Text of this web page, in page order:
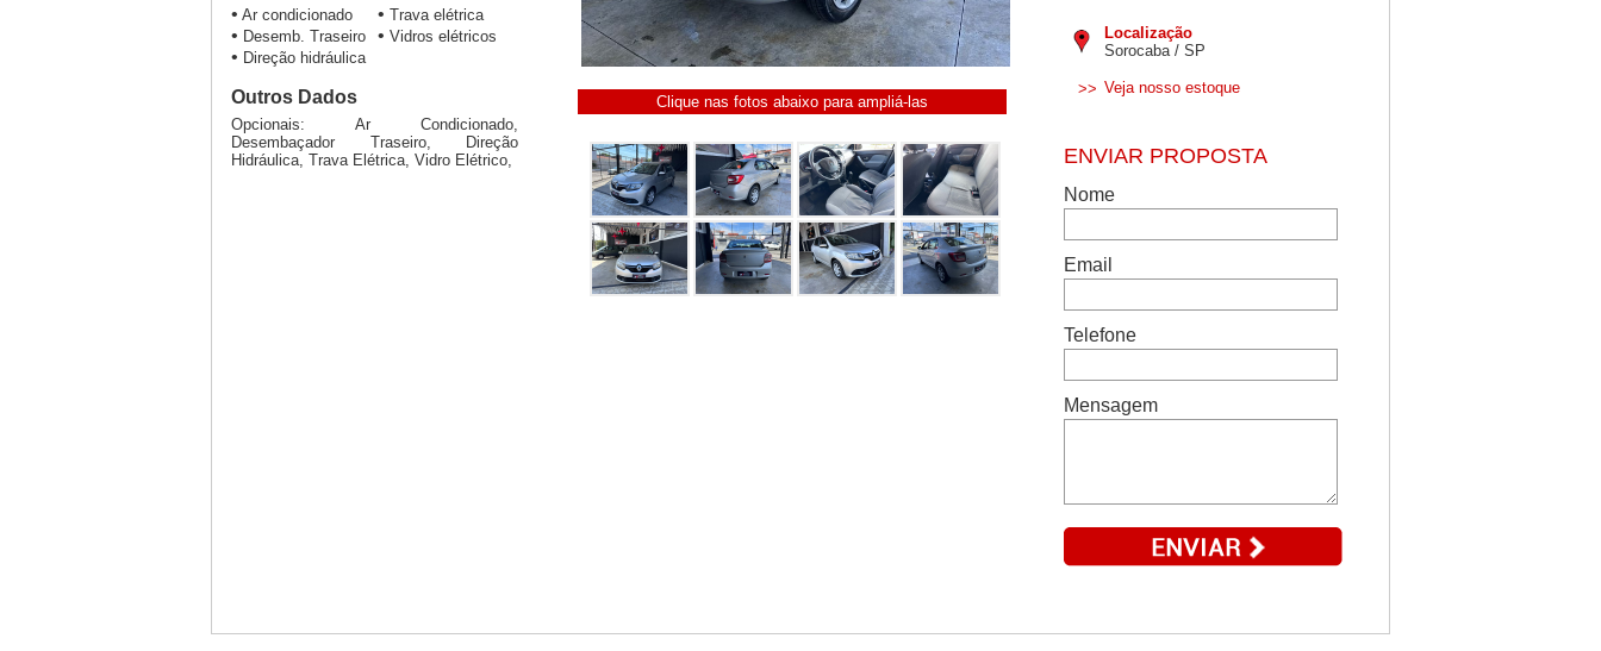
• Ar condicionado
• Desemb. Traseiro
• Direção hidráulica
• Trava elétrica
• Vidros elétricos
Outros Dados
Opcionais: Ar Condicionado,
Desembaçador Traseiro, Direção
Hidráulica, Trava Elétrica, Vidro Elétrico,
Clique nas fotos abaixo para ampliá-las
Localização
Sorocaba / SP
>> Veja nosso estoque